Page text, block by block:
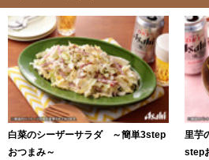
白菜のシーザーサラダ ～簡単3step
おつまみ～
里芋
step